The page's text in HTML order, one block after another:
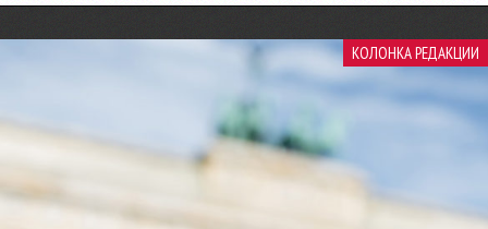
КОЛОНКА РЕДАКЦИИ